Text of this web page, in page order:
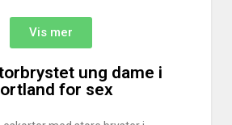
Vis mer
ung dame i
for sex